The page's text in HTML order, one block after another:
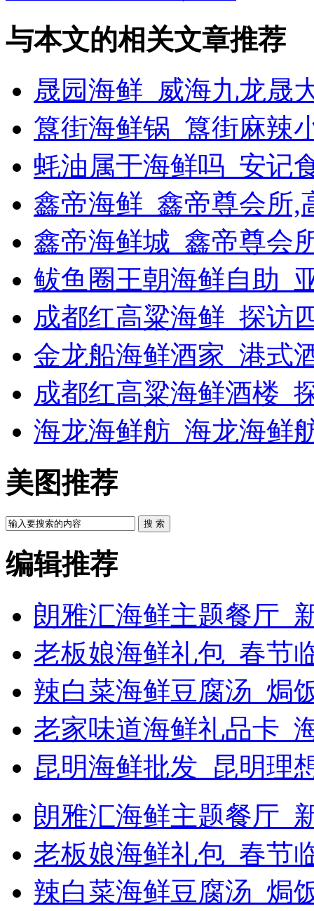
与本文的相关文章推荐
晟园海鲜_威海九龙晟
簋街海鲜锅_簋街麻辣
蚝油属于海鲜吗_安记
鑫帝海鲜_鑫帝尊会所,
鑫帝海鲜城_鑫帝尊会
鲅鱼圈王朝海鲜自助_
成都红高粱海鲜_探访
金龙船海鲜酒家_港式
成都红高粱海鲜酒楼_
海龙海鲜舫_海龙海鲜
美图推荐
搜 索
编辑推荐
朗雅汇海鲜主题餐厅_
老板娘海鲜礼包_春节
辣白菜海鲜豆腐汤_焗
老家味道海鲜礼品卡_
昆明海鲜批发_昆明理
朗雅汇海鲜主题餐厅_
老板娘海鲜礼包_春节
辣白菜海鲜豆腐汤_焗